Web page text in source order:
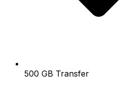
500 GB Transfer